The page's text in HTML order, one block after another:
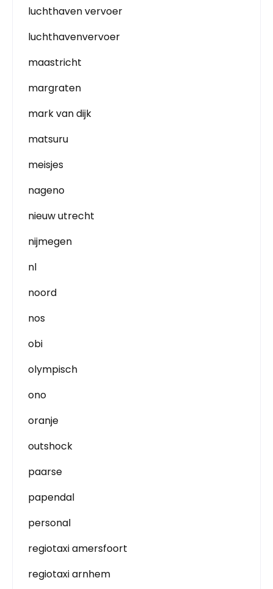
luchthaven vervoer
luchthavenvervoer
maastricht
margraten
mark van dijk
matsuru
meisjes
nageno
nieuw utrecht
nijmegen
nl
noord
nos
obi
olympisch
ono
oranje
outshock
paarse
papendal
personal
regiotaxi amersfoort
regiotaxi arnhem